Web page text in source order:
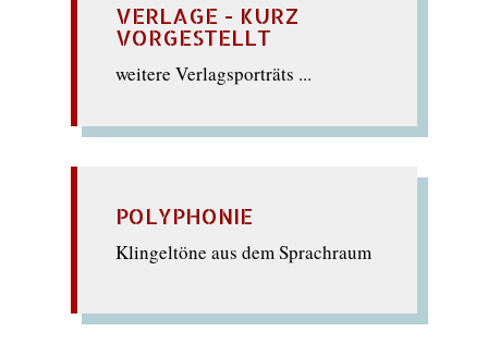
VERLAGE - KURZ
VORGESTELLT
weitere Verlagsporträts ...
POLYPHONIE
Klingeltöne aus dem Sprachraum